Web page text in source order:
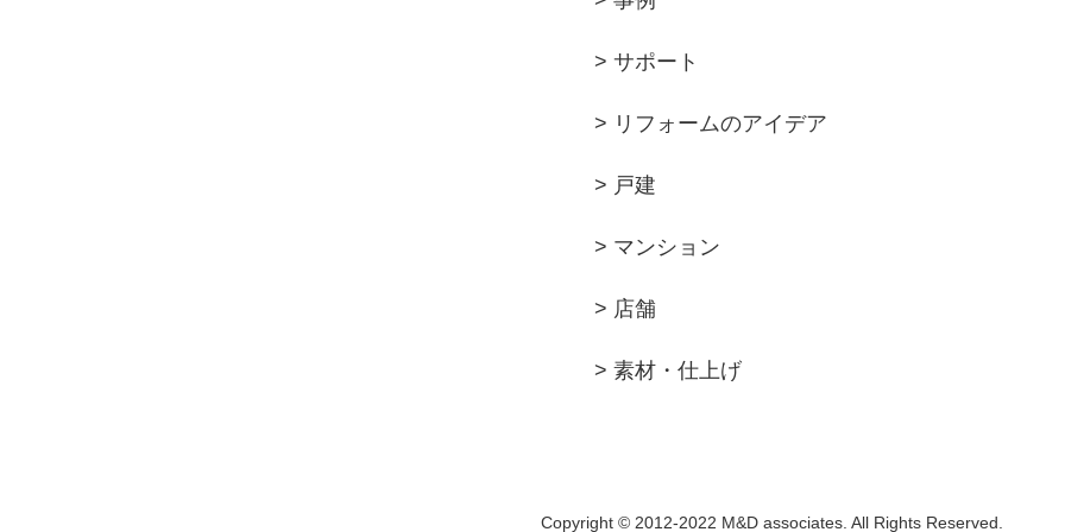
> サポート
> リフォームのアイデア
> 戸建
> マンション
> 店舗
> 素材・仕上げ
Copyright © 2012-2022 M&D associates. All Rights Reserved.